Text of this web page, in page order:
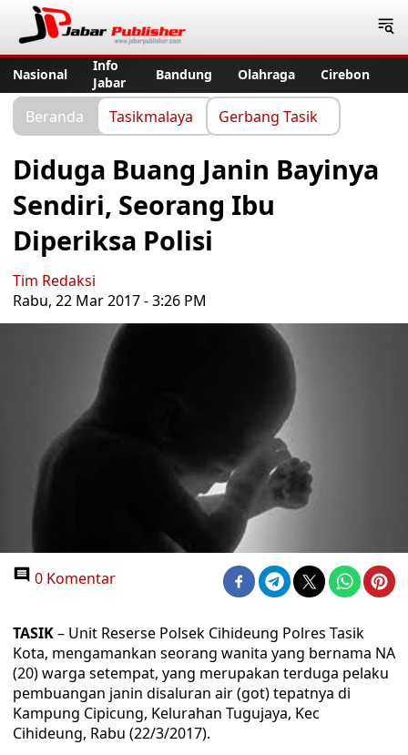
Nasional
Info
Jabar
Bandung Olahraga Cirebon
Beranda Tasikmalaya Gerbang Tasik
Diduga Buang Janin Bayinya
Sendiri, Seorang Ibu
Diperiksa Polisi
Tim Redaksi
Rabu, 22 Mar 2017 - 3:26 PM
0 Komentar
TASIK– Unit Reserse Polsek Cihideung Polres Tasik
Kota, mengamankan seorang wanita yang bernama NA
(20) warga setempat, yang merupakan terduga pelaku
pembuangan janin disaluran air (got) tepatnya di
Kampung Cipicung, Kelurahan Tugujaya, Kec
Cihideung, Rabu (22/3/2017).